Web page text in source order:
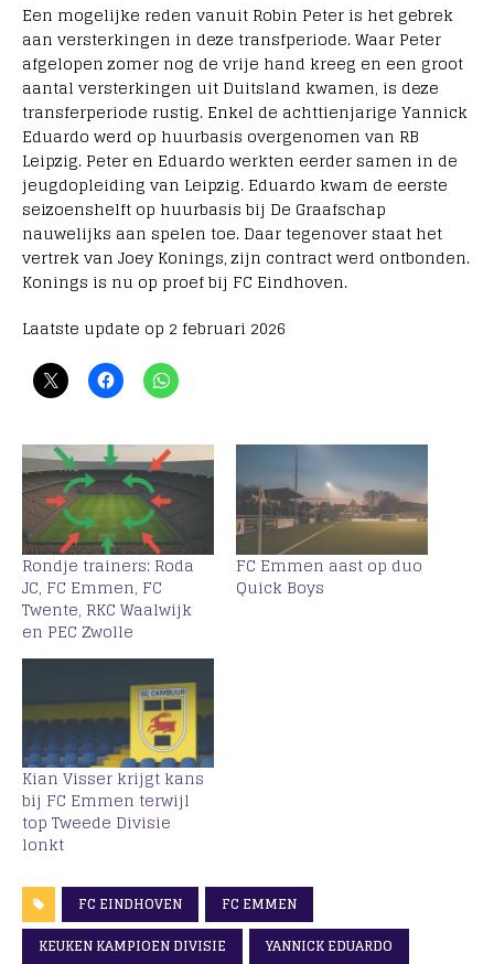
Een mogelijke reden vanuit Robin Peter is het gebrek
aan versterkingen in deze transfperiode. Waar Peter
afgelopen zomer nog de vrije hand kreeg en een groot
aantal versterkingen uit Duitsland kwamen, is deze
transferperiode rustig. Enkel de achttienjarige Yannick
Eduardo werd op huurbasis overgenomen van RB
Leipzig. Peter en Eduardo werkten eerder samen in de
jeugdopleiding van Leipzig. Eduardo kwam de eerste
seizoenshelft op huurbasis bij De Graafschap
nauwelijks aan spelen toe. Daar tegenover staat het
vertrek van Joey Konings, zijn contract werd ontbonden.
Konings is nu op proef bij FC Eindhoven.
Laatste update op 2 februari 2026
Rondje trainers: Roda
JC, FC Emmen, FC
Twente, RKC Waalwijk
en PEC Zwolle
FC Emmen aast op duo
Quick Boys
Kian Visser krijgt kans
bij FC Emmen terwijl
top Tweede Divisie
lonkt
FC EINDHOVEN
FC EMMEN
KEUKEN KAMPIOEN DIVISIE
YANNICK EDUARDO